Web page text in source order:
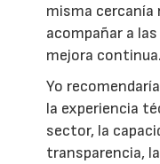
misma cercanía
acompañar a
mejora continua.
Yo
la experiencia
sector, la
transparencia,